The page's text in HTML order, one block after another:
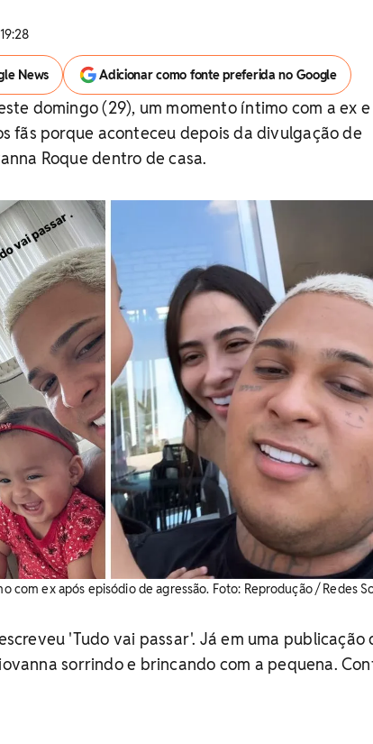
News Adicionar como fonte preferida no Google
domingo (29), um momento íntimo com a ex
fãs porque aconteceu depois da divulgação de
Roque dentro de casa.
com ex após episódio de agressão. Foto: Reprodução / Redes
'Tudo vai passar'. Já em uma publicação
sorrindo e brincando com a pequena.